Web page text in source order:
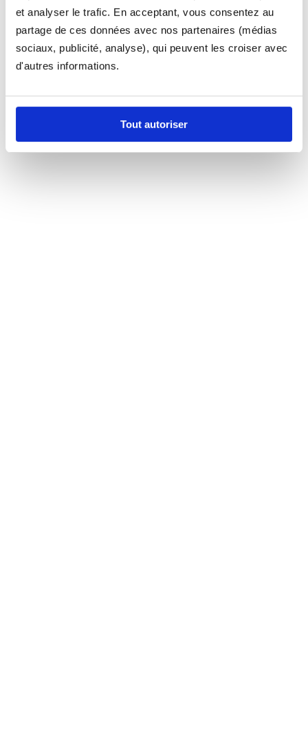
et analyser le trafic. En acceptant, vous consentez au
partage de ces données avec nos partenaires (médias
sociaux, publicité, analyse), qui peuvent les croiser avec
d'autres informations.
Tout autoriser